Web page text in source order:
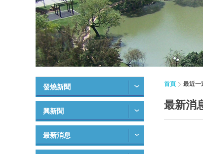
發燒新聞
興新聞
最新消息
首頁 最近一
最新消